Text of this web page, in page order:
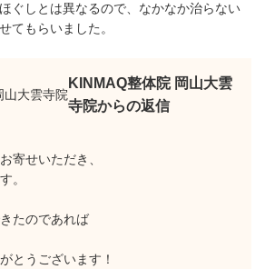
ぐしとは異なるので、なかなか治らない
てもらいました。
KINMAQ整体院 岡山大雲
寺院からの返信
寄せいただき、
。
たのであれば
とうございます！